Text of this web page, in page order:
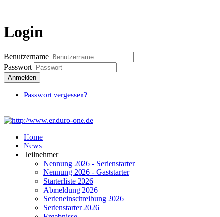
Login
Benutzername
Passwort
Anmelden
Passwort vergessen?
Home
News
Teilnehmer
Nennung 2026 - Serienstarter
Nennung 2026 - Gaststarter
Starterliste 2026
Abmeldung 2026
Serieneinschreibung 2026
Serienstarter 2026